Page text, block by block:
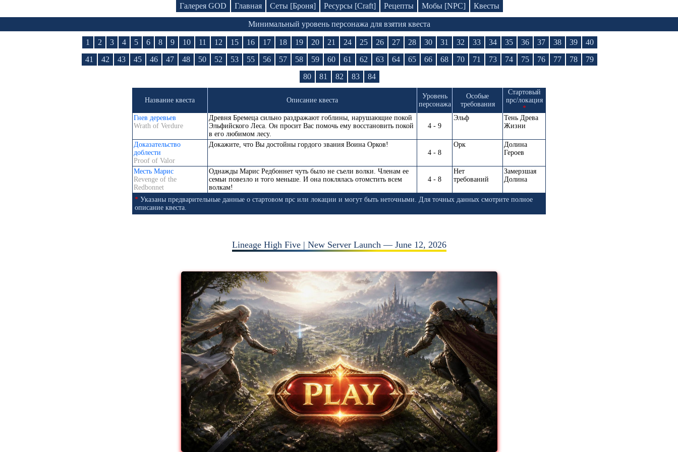
Галерея GOD Главная Сеты [Броня] Ресурсы [Craft] Рецепты Мобы [NPC] Квесты
Минимальный уровень персонажа для взятия квеста
1 2 3 4 5 6 8 9 10 11 12 15 16 17 18 19 20 21 24 25 26 27 28 30 31 32 33 34 35 36 37 38 39
40
41
42 43 45 46 47 48 50 52 53 55 56 57 58 59 60 61 62 63 64 65 66 68 70 71 73 74 75 76 77 78
79
80
81 82 83 84
Название квеста Описание квеста
Уровень
персонажа
Особые
требования
Стартовый
npc/локация
*
Гнев деревьев
Wrath of Verdure
Древня Бремеца сильно раздражают гоблины, нарушающие покой
Эльфийского Леса. Он просит Вас помочь ему восстановить покой
в его любимом лесу.
4 - 9
Эльф
Тень Древа
Жизни
Доказательство
доблести
Proof of Valor
Докажите, что Вы достойны гордого звания Воина Орков!
4 - 8
Орк
Долина
Героев
Месть Марис
Revenge of the
Redbonnet
Однажды Марис Редбоннет чуть было не съели волки. Членам ее
семьи повезло и того меньше. И она поклялась отомстить всем
волкам!
4 - 8
Нет
требований
Замерзшая
Долина
* Указаны предварительные данные о стартовом npc или локации и могут быть неточными. Для точных данных смотрите полное
описание квеста.
Lineage High Five | New Server Launch — June 12, 2026